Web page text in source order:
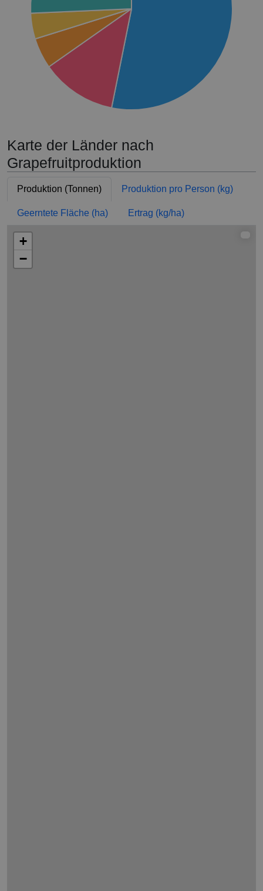
Karte der Länder nach
Grapefruitproduktion
Produktion (Tonnen) Produktion pro Person (kg)
Geerntete Fläche (ha) Ertrag (kg/ha)
+
−